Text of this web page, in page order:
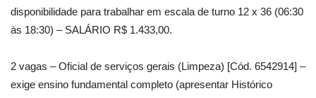
disponibilidade para trabalhar em escala de turno 12 x 36 (06:30
às 18:30) – SALÁRIO R$ 1.433,00.
2 vagas – Oficial de serviços gerais (Limpeza) [Cód. 6542914] –
exige ensino fundamental completo (apresentar Histórico